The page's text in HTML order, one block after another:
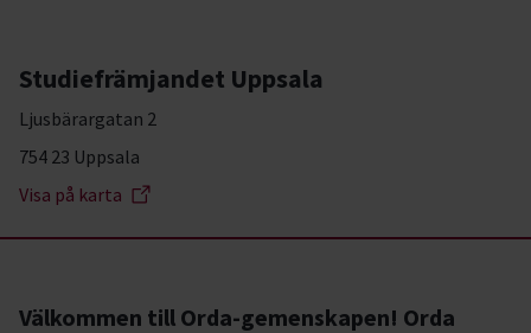
Studiefrämjandet Uppsala
Ljusbärargatan 2
754 23 Uppsala
Visa på karta
Välkommen till Orda-gemenskapen! Orda